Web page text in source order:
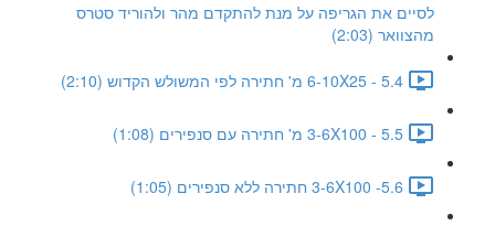
לסיים את הגריפה על מנת להתקדם מהר ולהוריד סטרס
מהצוואר (2:03)
5.4 - 6-10X25 מ' חתירה לפי המשולש הקדוש (2:10)
5.5 - 3-6X100 מ' חתירה עם סנפירים (1:08)
5.6- 3-6X100 חתירה ללא סנפירים (1:05)